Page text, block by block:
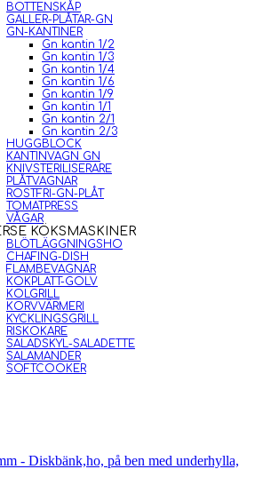
BOTTENSKÅP
GALLER-PLÅTAR-GN
GN-KANTINER
Gn kantin 1/2
Gn kantin 1/3
Gn kantin 1/4
Gn kantin 1/6
Gn kantin 1/9
Gn kantin 1/1
Gn kantin 2/1
Gn kantin 2/3
HUGGBLOCK
KANTINVAGN GN
KNIVSTERILISERARE
PLÅTVAGNAR
ROSTFRI-GN-PLÅT
TOMATPRESS
VÅGAR
KÖKSMASKINER
BLÖTLÄGGNINGSHO
CHAFING-DISH
FLAMBEVAGNAR
KOKPLATT-GOLV
KOLGRILL
KORVVÄRMERI
KYCKLINGSGRILL
RISKOKARE
SALADSKYL-SALADETTE
SALAMANDER
SOFTCOOKER
- Diskbänk,ho, på ben med underhylla,